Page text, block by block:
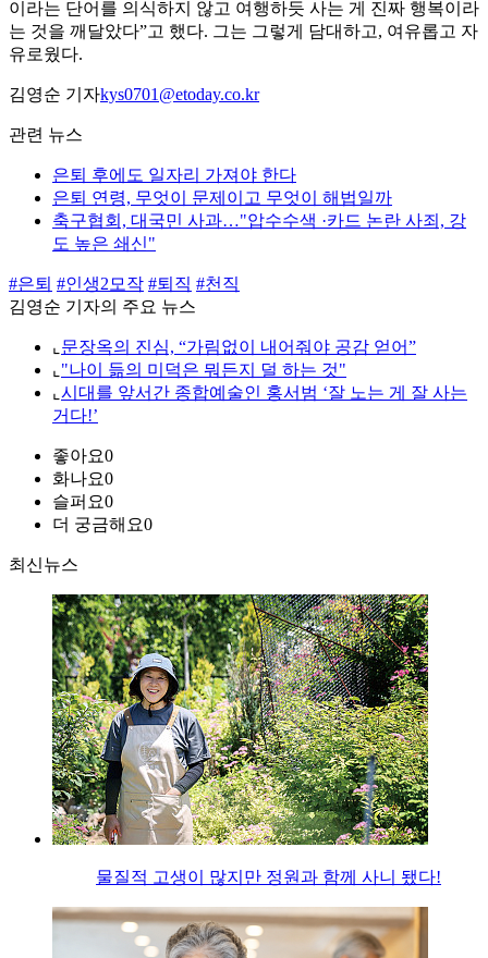
이라는 단어를 의식하지 않고 여행하듯 사는 게 진짜 행복이라
는 것을 깨달았다”고 했다. 그는 그렇게 담대하고, 여유롭고 자
유로웠다.
김영순 기자kys0701@etoday.co.kr
관련 뉴스
은퇴 후에도 일자리 가져야 한다
은퇴 연령, 무엇이 문제이고 무엇이 해법일까
축구협회, 대국민 사과…"압수수색 ·카드 논란 사죄, 강
도 높은 쇄신"
#은퇴 #인생2모작 #퇴직 #천직
김영순 기자의 주요 뉴스
⌞ 문장옥의 진심, “가림없이 내어줘야 공감 얻어”
⌞ "나이 듦의 미덕은 뭐든지 덜 하는 것"
⌞ 시대를 앞서간 종합예술인 홍서범 ‘잘 노는 게 잘 사는
거다!’
좋아요0
화나요0
슬퍼요0
더 궁금해요0
최신뉴스
물질적 고생이 많지만 정원과 함께 사니 됐다!